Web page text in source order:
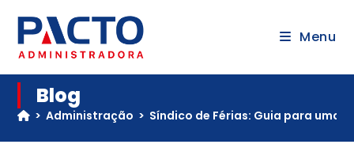
Menu
Blog
> Administração > Síndico de Férias: Guia para uma